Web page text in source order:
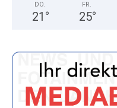
DO.
21 °
FR.
25°